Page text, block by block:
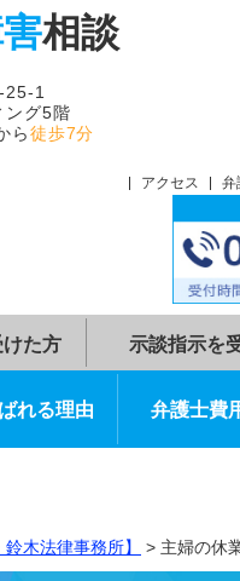
障害
大滝町1-25-1
ビルディング5階
中央駅から
選ばれる理由